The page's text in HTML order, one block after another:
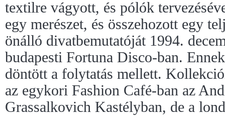
textilre vágyott, és pólók
egy merészet, és összehozott egy
önálló divatbemutatóját 1994.
budapesti Fortuna Disco-ban.
döntött a folytatás mellett.
az egykori Fashion Café-ban az
Grassalkovich Kastélyban, de a